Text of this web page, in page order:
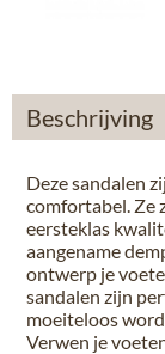
Beschrijving
Deze sandalen
comfortabel. Ze
eersteklas
aangename
ontwerp je
sandalen zijn
moeiteloos
Verwen je